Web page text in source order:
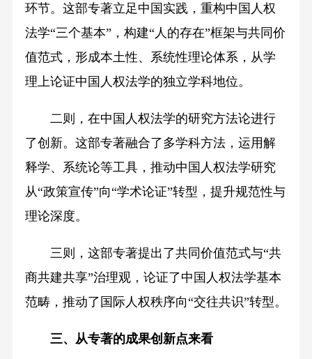
环节。这部专著立足中国实践，重构中国人权
法学“三个基本”，构建“人的存在”框架与共同价
值范式，形成本土性、系统性理论体系，从学
理上论证中国人权法学的独立学科地位。
二则，在中国人权法学的研究方法论进行
了创新。这部专著融合了多学科方法，运用解
释学、系统论等工具，推动中国人权法学研究
从“政策宣传”向“学术论证”转型，提升规范性与
理论深度。
三则，这部专著提出了共同价值范式与“共
商共建共享”治理观，论证了中国人权法学基本
范畴，推动了国际人权秩序向“交往共识”转型。
三、从专著的成果创新点来看